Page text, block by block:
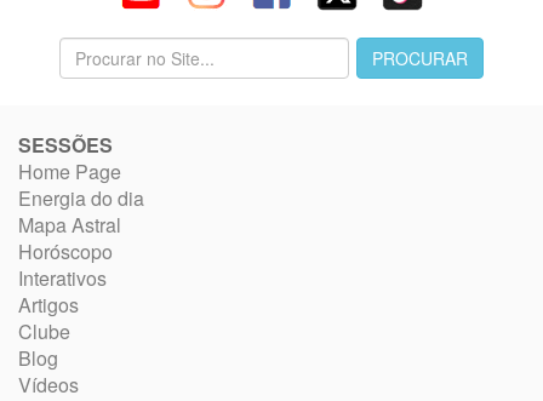
SESSÕES
Home Page
Energia do dia
Mapa Astral
Horóscopo
Interativos
Artigos
Clube
Blog
Vídeos